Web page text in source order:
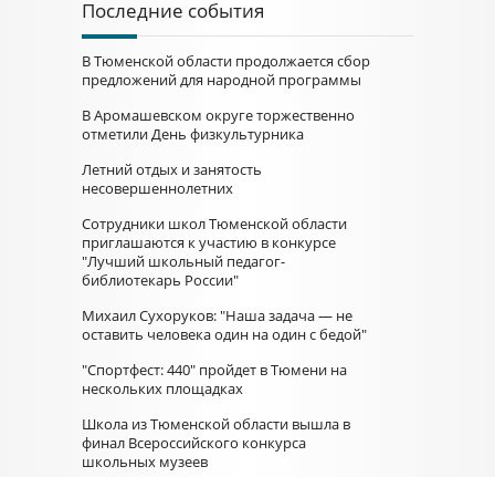
Последние события
В Тюменской области продолжается сбор
предложений для народной программы
В Аромашевском округе торжественно
отметили День физкультурника
Летний отдых и занятость
несовершеннолетних
Сотрудники школ Тюменской области
приглашаются к участию в конкурсе
"Лучший школьный педагог-
библиотекарь России"
Михаил Сухоруков: "Наша задача — не
оставить человека один на один с бедой"
"Спортфест: 440" пройдет в Тюмени на
нескольких площадках
Школа из Тюменской области вышла в
финал Всероссийского конкурса
школьных музеев